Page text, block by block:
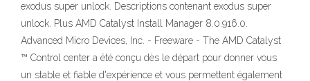
exodus super unlock. Descriptions contenant exodus super
unlock. Plus AMD Catalyst Install Manager 8.0.916.0.
Advanced Micro Devices, Inc. - Freeware - The AMD Catalyst
™ Control center a été conçu dès le départ pour donner vous
un stable et fiable d'expérience et vous permettent également